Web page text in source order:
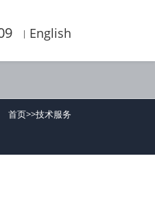
English
首页>>技术服务